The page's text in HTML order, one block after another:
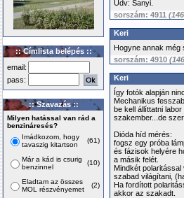
:: Címlista belépés ::
email:
pass:
:: Szavazás ::
Milyen hatással van rád a
benzináresés?
Imádkozom, hogy
tavaszig kitartson
(61)
Már a kád is csurig
benzinnel
(10)
Eladtam az összes
MOL részvényemet
(2)
Üdv: Sanyi.
sorszám: 4911
Keri
Hogyne annak még
sorszám: 4910
Keri
Így fotók alapján
Mechanikus
be kell állíttatni
szakember...de
Dióda híd mérés:
fogsz egy próba
és fázisok helyére
a másik felét.
Mindkét
szabad világítani,
Ha fordított
akkor az szakadt.